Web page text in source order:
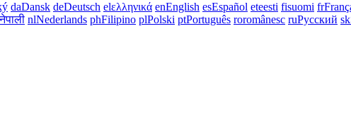
daDansk deDeutsch elελληνικά enEnglish esEspañol eteesti fisuomi fr
नेपाली nlNederlands phFilipino plPolski ptPortuguês roromânesc ruРусский sk